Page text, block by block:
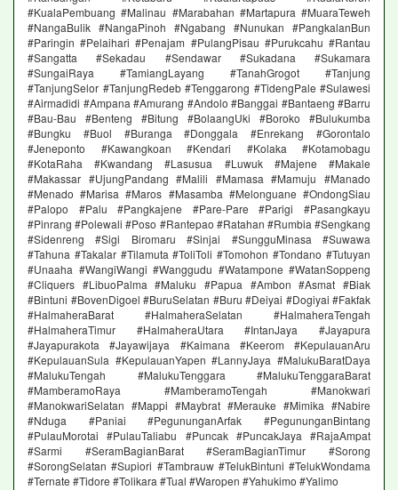
#KualaPembuang #Malinau #Marabahan #Martapura #MuaraTeweh
#NangaBulik #NangaPinoh #Ngabang #Nunukan #PangkalanBun
#Paringin #Pelaihari #Penajam #PulangPisau #Purukcahu #Rantau
#Sangatta #Sekadau #Sendawar #Sukadana #Sukamara
#SungaiRaya #TamiangLayang #TanahGrogot #Tanjung
#TanjungSelor #TanjungRedeb #Tenggarong #TidengPale #Sulawesi
#Airmadidi #Ampana #Amurang #Andolo #Banggai #Bantaeng #Barru
#Bau-Bau #Benteng #Bitung #BolaangUki #Boroko #Bulukumba
#Bungku #Buol #Buranga #Donggala #Enrekang #Gorontalo
#Jeneponto #Kawangkoan #Kendari #Kolaka #Kotamobagu
#KotaRaha #Kwandang #Lasusua #Luwuk #Majene #Makale
#Makassar #UjungPandang #Malili #Mamasa #Mamuju #Manado
#Menado #Marisa #Maros #Masamba #Melonguane #OndongSiau
#Palopo #Palu #Pangkajene #Pare-Pare #Parigi #Pasangkayu
#Pinrang #Polewali #Poso #Rantepao #Ratahan #Rumbia #Sengkang
#Sidenreng #Sigi Biromaru #Sinjai #SungguMinasa #Suwawa
#Tahuna #Takalar #Tilamuta #ToliToli #Tomohon #Tondano #Tutuyan
#Unaaha #WangiWangi #Wanggudu #Watampone #WatanSoppeng
#Cliquers #LibuoPalma #Maluku #Papua #Ambon #Asmat #Biak
#Bintuni #BovenDigoel #BuruSelatan #Buru #Deiyai #Dogiyai #Fakfak
#HalmaheraBarat #HalmaheraSelatan #HalmaheraTengah
#HalmaheraTimur #HalmaheraUtara #IntanJaya #Jayapura
#Jayapurakota #Jayawijaya #Kaimana #Keerom #KepulauanAru
#KepulauanSula #KepulauanYapen #LannyJaya #MalukuBaratDaya
#MalukuTengah #MalukuTenggara #MalukuTenggaraBarat
#MamberamoRaya #MamberamoTengah #Manokwari
#ManokwariSelatan #Mappi #Maybrat #Merauke #Mimika #Nabire
#Nduga #Paniai #PegununganArfak #PegununganBintang
#PulauMorotai #PulauTaliabu #Puncak #PuncakJaya #RajaAmpat
#Sarmi #SeramBagianBarat #SeramBagianTimur #Sorong
#SorongSelatan #Supiori #Tambrauw #TelukBintuni #TelukWondama
#Ternate #Tidore #Tolikara #Tual #Waropen #Yahukimo #Yalimo